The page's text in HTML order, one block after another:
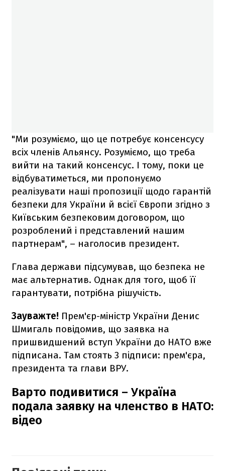
"Ми розуміємо, що це потребує консенсусу
всіх членів Альянсу. Розуміємо, що треба
вийти на такий консенсус. І тому, поки це
відбуватиметься, ми пропонуємо
реалізувати наші пропозиції щодо гарантій
безпеки для України й всієї Європи згідно з
Київським безпековим договором, що
розроблений і представлений нашим
партнерам", – наголосив президент.
Глава держави підсумував, що безпека не
має альтернатив. Однак для того, щоб її
гарантувати, потрібна рішучість.
Зауважте! Прем'єр-міністр України Денис
Шмигаль повідомив, що заявка на
пришвидшений вступ України до НАТО вже
підписана. Там стоять 3 підписи: прем'єра,
президента та глави ВРУ.
Варто подивитися – Україна
подала заявку на членство в НАТО:
відео